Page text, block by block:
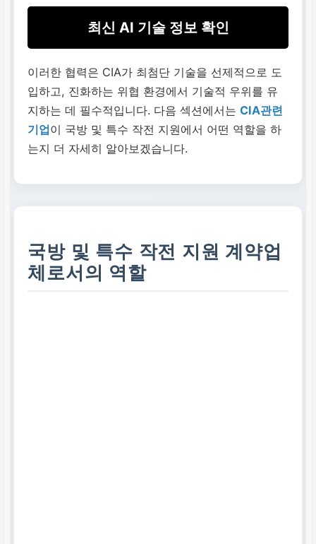
비 효율적인 자원 운용
글로벌 네트워크
전 세계 기술 트렌드 및 솔
루션 신속 도입
최신 AI 기술 정보 확인
이러한 협력은 CIA가 최첨단 기술을 선제적으로 도
입하고, 진화하는 위협 환경에서 기술적 우위를 유
지하는 데 필수적입니다. 다음 섹션에서는CIA관련
기업이 국방 및 특수 작전 지원에서 어떤 역할을 하
는지 더 자세히 알아보겠습니다.
국방 및 특수 작전 지원 계약업
체로서의 역할